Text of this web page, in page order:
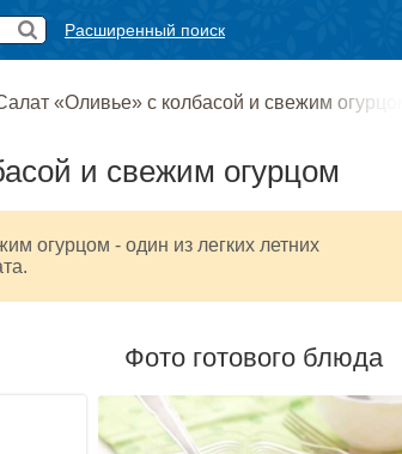
Расширенный поиск
«Оливье» с колбасой и свежим огурцом
и свежим огурцом
огурцом - один из легких летних
Фото готового блюда